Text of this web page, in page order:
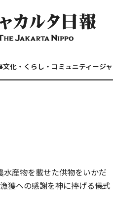
文化・くらし・コミュニティージ
産物を載せた供物をいかだ
獲への感謝を神に捧げる儀式